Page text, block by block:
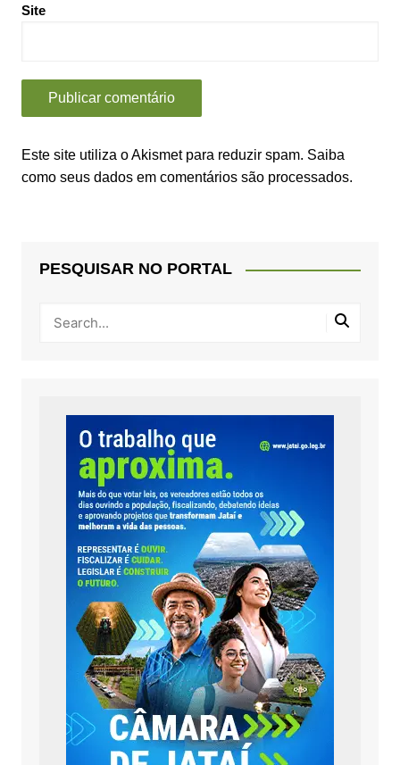
Site
Este site utiliza o Akismet para reduzir spam. Saiba
como seus dados em comentários são processados.
PESQUISAR NO PORTAL